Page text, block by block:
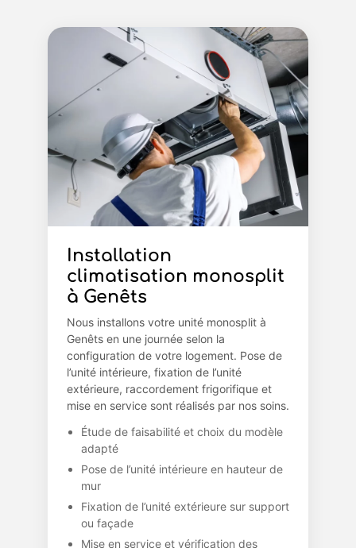
Installation
climatisation monosplit
à Genêts
Nous installons votre unité monosplit à
Genêts en une journée selon la
configuration de votre logement. Pose de
l’unité intérieure, fixation de l’unité
extérieure, raccordement frigorifique et
mise en service sont réalisés par nos soins.
Étude de faisabilité et choix du modèle
adapté
Pose de l’unité intérieure en hauteur de
mur
Fixation de l’unité extérieure sur support
ou façade
Mise en service et vérification des